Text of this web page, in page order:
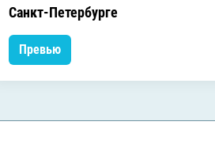
Санкт-Петербурге
Превью